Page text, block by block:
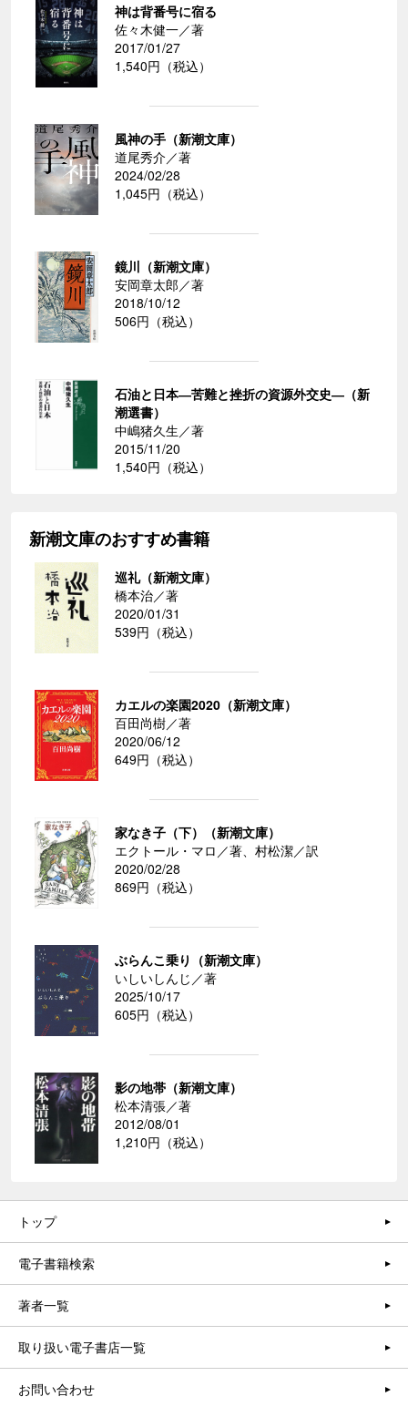
神は背番号に宿る
佐々木健一／著
2017/01/27
1,540円（税込）
風神の手（新潮文庫）
道尾秀介／著
2024/02/28
1,045円（税込）
鏡川（新潮文庫）
安岡章太郎／著
2018/10/12
506円（税込）
石油と日本―苦難と挫折の資源外交史―（新
潮選書）
中嶋猪久生／著
2015/11/20
1,540円（税込）
新潮文庫のおすすめ書籍
巡礼（新潮文庫）
橋本治／著
2020/01/31
539円（税込）
カエルの楽園2020（新潮文庫）
百田尚樹／著
2020/06/12
649円（税込）
家なき子（下）（新潮文庫）
エクトール・マロ／著、村松潔／訳
2020/02/28
869円（税込）
ぶらんこ乗り（新潮文庫）
いしいしんじ／著
2025/10/17
605円（税込）
影の地帯（新潮文庫）
松本清張／著
2012/08/01
1,210円（税込）
トップ
電子書籍検索
著者一覧
取り扱い電子書店一覧
お問い合わせ